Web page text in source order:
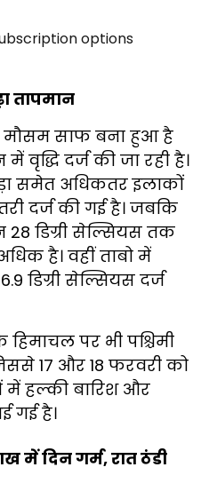
तापमान
मौसम साफ बना हुआ है
दर्ज की जा रही है।
समेत अधिकतर इलाकों
दर्ज की गई है। जबकि
डिग्री सेल्सियस तक
है। वहीं ताबो में
डिग्री सेल्सियस दर्ज
पर भी पश्चिमी
17 और 18 फरवरी को
में हल्की बारिश और
गई है।
में दिन गर्म, रात ठंडी